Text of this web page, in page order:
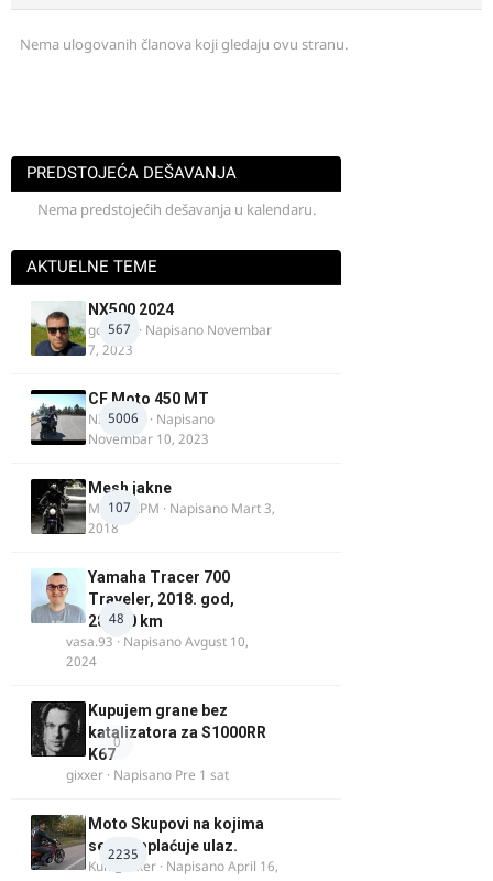
Nema ulogovanih članova koji gledaju ovu stranu.
PREDSTOJEĆA DEŠAVANJA
Nema predstojećih dešavanja u kalendaru.
AKTUELNE TEME
567
NX500 2024
godovic · Napisano Novembar
7, 2023
5006
CF Moto 450 MT
NIKOLA 1
· Napisano
Novembar 10, 2023
107
Mesh jakne
MostarRPM · Napisano Mart 3,
2018
48
Yamaha Tracer 700
Traveler, 2018. god,
28.100 km
vasa.93 · NapisanoAvgust 10,
2024
0
Kupujem grane bez
katalizatora za S1000RR
K67
gixxer · Napisano Pre 1 sat
2235
Moto Skupovi na kojima
se ne naplaćuje ulaz.
Kum_Mixer · NapisanoApril 16,